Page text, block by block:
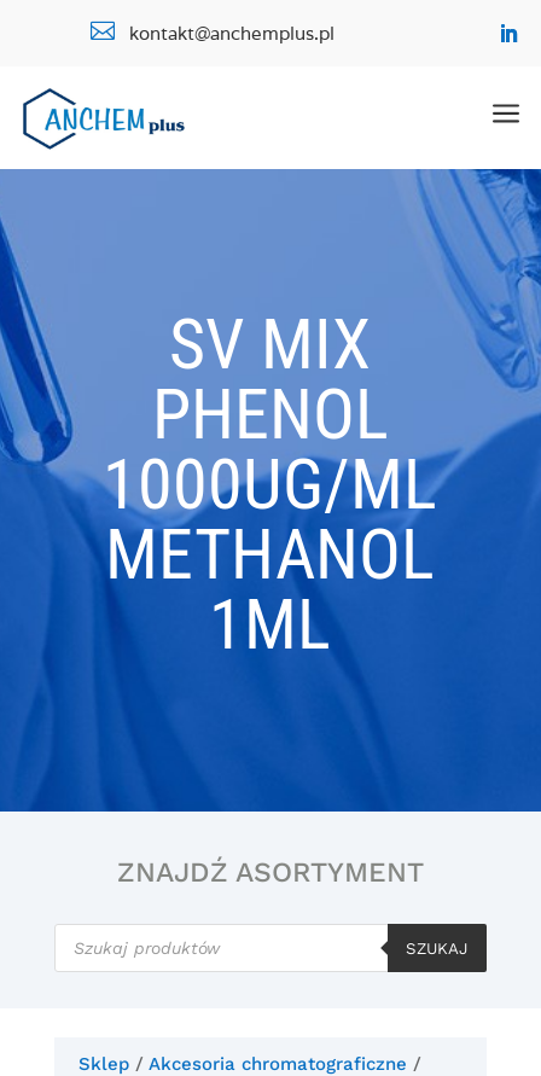
 kontakt@anchemplus.pl
a
SV MIX
PHENOL
1000UG/ML
METHANOL
1ML
ZNAJDŹ ASORTYMENT
Wyszukiwarka
produktów
SZUKAJ
Sklep/ Akcesoria chromatograficzne /